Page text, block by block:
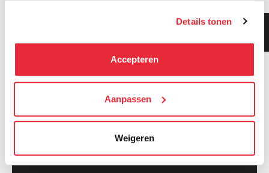
kunnen deze gegevens combineren met informatie die zij
hebben verzameld via het gebruik van hun diensten. Je
kunt alle cookies accepteren, alleen noodzakelijke
We werken samen met21 derden
die uw gegevens
kunnen ontvangen en verwerken.
Details tonen
Accepteren
Aanpassen
Weigeren
Klanten geven ons 9.3